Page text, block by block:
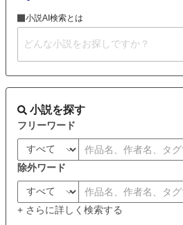
小説AI検索とは
小説を探す
フリーワード
除外ワード
+ さらに詳しく検索する